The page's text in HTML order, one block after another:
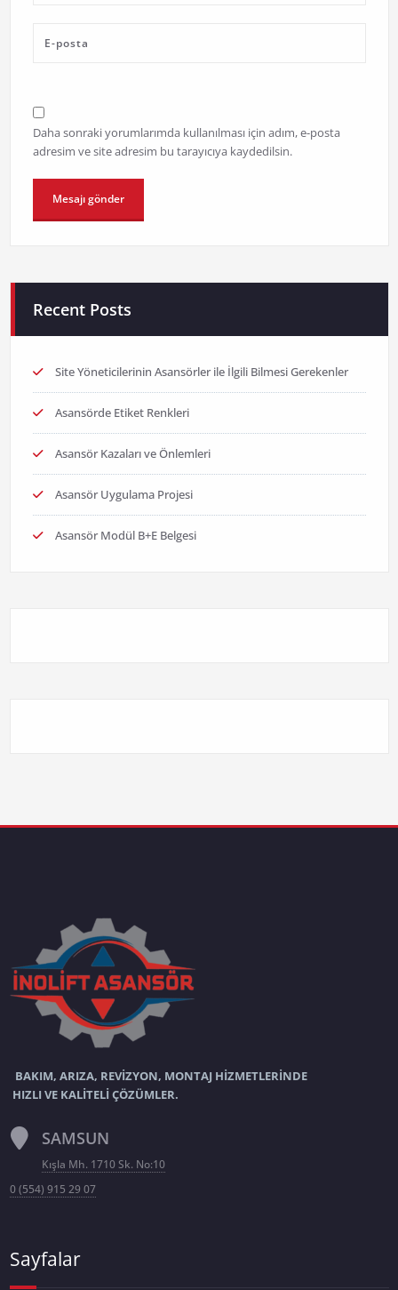
Daha sonraki yorumlarımda kullanılması için adım, e-posta
adresim ve site adresim bu tarayıcıya kaydedilsin.
Recent Posts
Site Yöneticilerinin Asansörler ile İlgili Bilmesi Gerekenler
Asansörde Etiket Renkleri
Asansör Kazaları ve Önlemleri
Asansör Uygulama Projesi
Asansör Modül B+E Belgesi
BAKIM, ARIZA, REVİZYON, MONTAJ HİZMETLERİNDE
HIZLI VE KALİTELİ ÇÖZÜMLER.
SAMSUN
Kışla Mh. 1710 Sk. No:10
0 (554) 915 29 07
Sayfalar